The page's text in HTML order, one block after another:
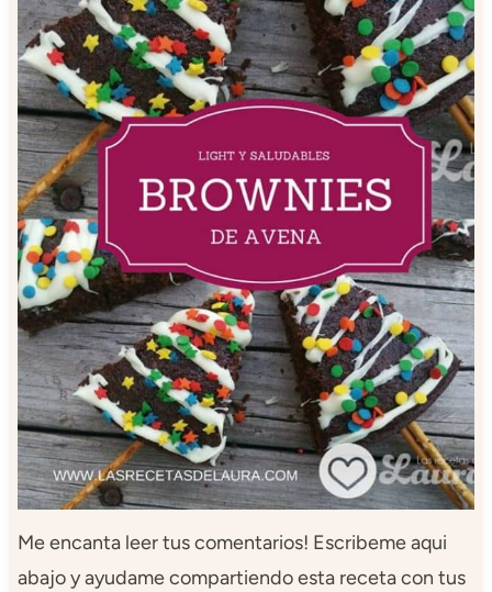
Me encanta leer tus comentarios! Escribeme aqui
abajo y ayudame compartiendo esta receta con tus